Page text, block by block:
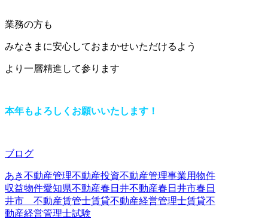
業務の方も
みなさまに安心しておまかせいただけるよう
より一層精進して参ります
本年もよろしくお願いいたします！
ブログ
あき不動産管理不動産投資不動産管理事業用物件
収益物件愛知県不動産春日井不動産春日井市春日
井市 不動産賃管士賃貸不動産経営管理士賃貸不
動産経営管理士試験